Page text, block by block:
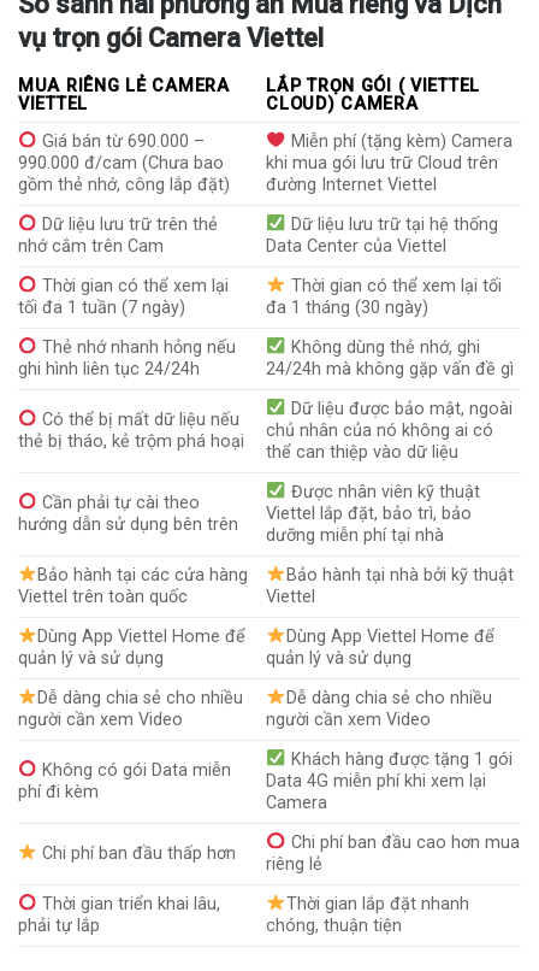
vụ trọn gói Camera Viettel
MUA RIÊNG LẺ CAMERA
VIETTEL
LẮP TRỌN GÓI ( VIETTEL
CLOUD) CAMERA
Giá bán từ 690.000 –
990.000 đ/cam (Chưa bao
gồm thẻ nhớ, công lắp đặt)
Miễn phí (tặng kèm) Camera
khi mua gói lưu trữ Cloud trên
đường Internet Viettel
Dữ liệu lưu trữ trên thẻ
nhớ cắm trên Cam
Dữ liệu lưu trữ tại hệ thống
Data Center của Viettel
Thời gian có thể xem lại
tối đa 1 tuần (7 ngày)
Thời gian có thể xem lại tối
đa 1 tháng (30 ngày)
Thẻ nhớ nhanh hỏng nếu
ghi hình liên tục 24/24h
Không dùng thẻ nhớ, ghi
24/24h mà không gặp vấn đề gì
Có thể bị mất dữ liệu nếu
thẻ bị tháo, kẻ trộm phá hoại
Dữ liệu được bảo mật, ngoài
chủ nhân của nó không ai có
thể can thiệp vào dữ liệu
Cần phải tự cài theo
hướng dẫn sử dụng bên trên
Được nhân viên kỹ thuật
Viettel lắp đặt, bảo trì, bảo
dưỡng miễn phí tại nhà
Bảo hành tại các cửa hàng
Viettel trên toàn quốc
Bảo hành tại nhà bởi kỹ thuật
Viettel
Dùng App Viettel Home để
quản lý và sử dụng
Dùng App Viettel Home để
quản lý và sử dụng
Dễ dàng chia sẻ cho nhiều
người cần xem Video
Dễ dàng chia sẻ cho nhiều
người cần xem Video
Không có gói Data miễn
phí đi kèm
Khách hàng được tặng 1 gói
Data 4G miễn phí khi xem lại
Camera
Chi phí ban đầu thấp hơn
Chi phí ban đầu cao hơn mua
riêng lẻ
Thời gian triển khai lâu,
phải tự lắp
Thời gian lắp đặt nhanh
chóng, thuận tiện